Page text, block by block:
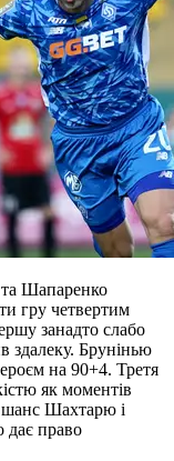
та Шапаренко
гру четвертим
занадто слабо
здалеку. Брунінью
на 90+4. Третя
як моментів
шанс Шахтарю і
дає право